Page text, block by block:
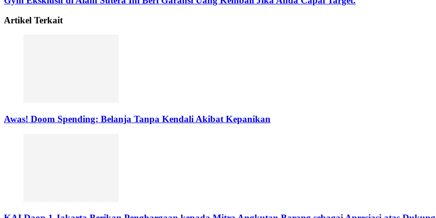
Artikel Terkait
Awas! Doom Spending: Belanja Tanpa Kendali Akibat Kepanikan